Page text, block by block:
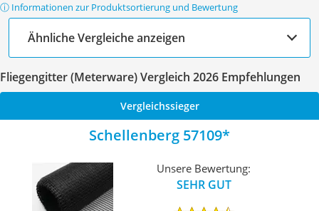
ⓘ Informationen zur Produktsortierung und Bewertung
Ähnliche Vergleiche anzeigen
Fliegengitter (Meterware) Vergleich 2026 Empfehlungen
Vergleichssieger
Schellenberg 57109
Unsere Bewertung:
SEHR GUT